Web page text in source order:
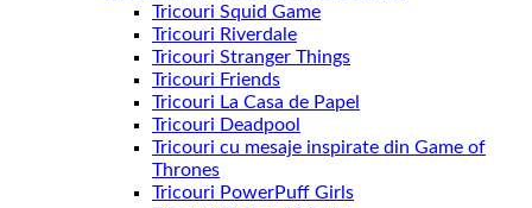
Tricouri Squid Game
Tricouri Riverdale
Tricouri Stranger Things
Tricouri Friends
Tricouri La Casa de Papel
Tricouri Deadpool
Tricouri cu mesaje inspirate din Game of
Thrones
Tricouri PowerPuff Girls